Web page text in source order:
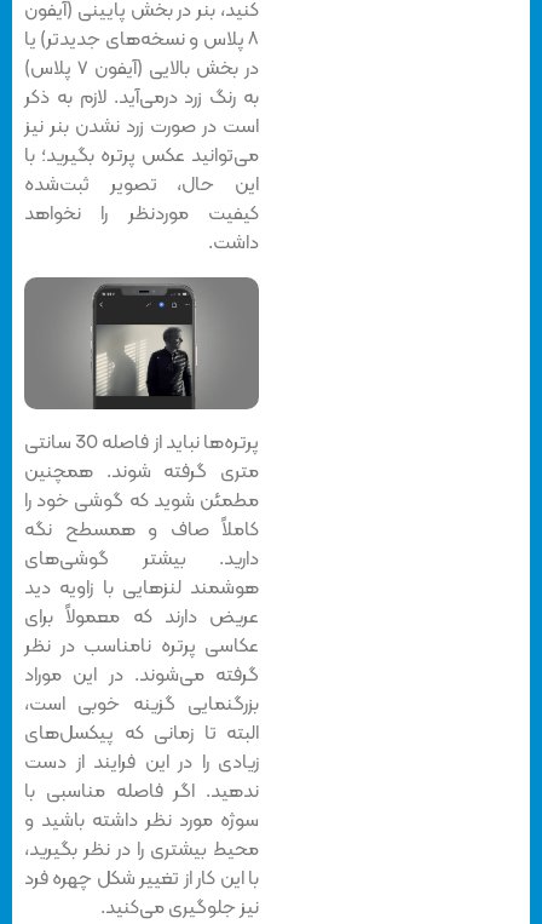
کنید، بنر در بخش پایینی (آیفون
۸ پلاس و نسخه‌های جدیدتر) یا
در بخش بالایی (آیفون ۷ پلاس)
به رنگ زرد درمی‌آید. لازم به ذکر
است در صورت زرد نشدن بنر نیز
می‌توانید عکس پرتره بگیرید؛ با
این حال، تصویر ثبت‌شده
کیفیت موردنظر را نخواهد
داشت.
پرتره‌ها نباید از فاصله 30 سانتی
متری گرفته شوند. همچنین
مطمئن شوید که گوشی خود را
کاملاً صاف و همسطح نگه‌
دارید. بیشتر گوشی‌های
هوشمند لنزهایی با زاویه دید
عریض دارند که معمولاً برای
عکاسی پرتره نامناسب در نظر
گرفته می‌شوند. در این موراد
بزرگنمایی گزینه خوبی است،
البته تا زمانی که پیکسل‌های
زیادی را در این فرایند از دست
ندهید. اگر فاصله مناسبی با
سوژه مورد نظر داشته باشید و
محیط بیشتری را در نظر بگیرید،
با این کار از تغییر شکل چهره فرد
نیز جلوگیری می‌کنید.